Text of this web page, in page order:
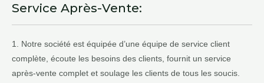
Service Après-Vente:
1. Notre société est équipée d’une équipe de service client
complète, écoute les besoins des clients, fournit un service
après-vente complet et soulage les clients de tous les soucis.